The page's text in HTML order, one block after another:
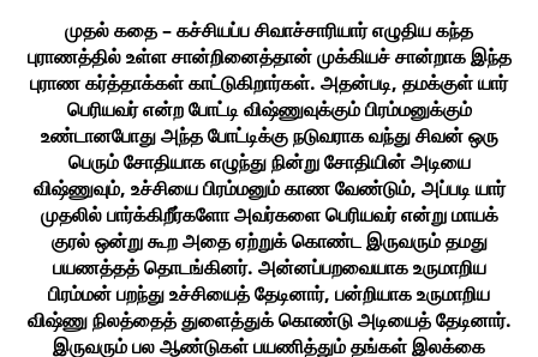
முதல் கதை – கச்சியப்ப சிவாச்சாரியார் எழுதிய கந்த
புராணத்தில் உள்ள சான்றினைத்தான் முக்கியச் சான்றாக இந்த
புராண கர்த்தாக்கள் காட்டுகிறார்கள். அதன்படி, தமக்குள் யார்
பெரியவர் என்ற போட்டி விஷ்ணுவுக்கும் பிரம்மனுக்கும்
உண்டானபோது அந்த போட்டிக்கு நடுவராக வந்து சிவன் ஒரு
பெரும் சோதியாக எழுந்து நின்று சோதியின் அடியை
விஷ்ணுவும், உச்சியை பிரம்மனும் காண வேண்டும், அப்படி யார்
முதலில் பார்க்கிறீர்களோ அவர்களை பெரியவர் என்று மாயக்
குரல் ஒன்று கூற அதை ஏற்றுக் கொண்ட இருவரும் தமது
பயணத்தத் தொடங்கினர். அன்னப்பறவையாக உருமாறிய
பிரம்மன் பறந்து உச்சியைத் தேடினார், பன்றியாக உருமாறிய
விஷ்ணு நிலத்தைத் துளைத்துக் கொண்டு அடியைத் தேடினார்.
இருவரும் பல ஆண்டுகள் பயணித்தும் தங்கள் இலக்கை